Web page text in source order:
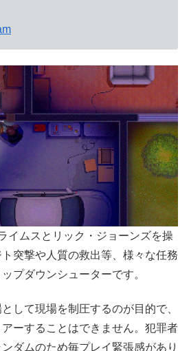
イムスとリック・ジョーンズを操
突撃や人質の救出等、様々な任務
プダウンシューターです。
して現場を制圧するのが目的で、
ーすることはできません。犯罪者
ダムのため毎プレイ緊張感があり